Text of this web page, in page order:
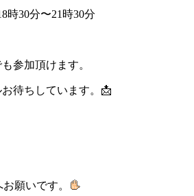
時30分〜21時30分
参加頂けます。
待ちしています。📩
願いです。